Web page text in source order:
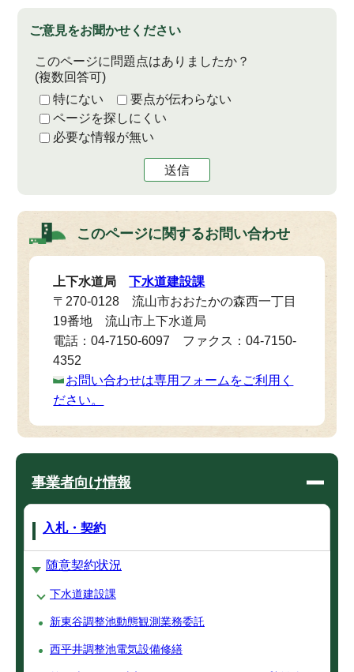
ご意見をお聞かせください
このページに問題点はありましたか？
(複数回答可)
特にない
要点が伝わらない
ページを探しにくい
必要な情報が無い
送信
このページに関するお問い合わせ
上下水道局
下水道建設課
〒270-0128 流山市おおたかの森西一丁目
19番地 流山市上下水道局
電話：04-7150-6097 ファクス：04-7150-
4352
お問い合わせは専用フォームをご利用く
ださい。
事業者向け情報
入札・契約
随意契約状況
下水道建設課
新東谷調整池動態観測業務委託
西平井調整池電気設備修繕